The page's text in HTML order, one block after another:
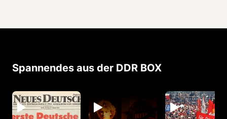
Spannendes aus der DDR BOX